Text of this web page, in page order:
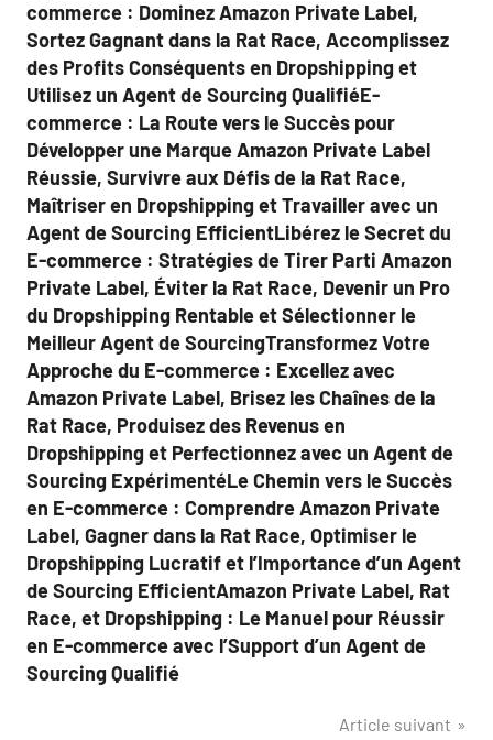
commerce : Dominez Amazon Private Label,
Sortez Gagnant dans la Rat Race, Accomplissez
des Profits Conséquents en Dropshipping et
Utilisez un Agent de Sourcing QualifiéE-
commerce : La Route vers le Succès pour
Développer une Marque Amazon Private Label
Réussie, Survivre aux Défis de la Rat Race,
Maîtriser en Dropshipping et Travailler avec un
Agent de Sourcing EfficientLibérez le Secret du
E-commerce : Stratégies de Tirer Parti Amazon
Private Label, Éviter la Rat Race, Devenir un Pro
du Dropshipping Rentable et Sélectionner le
Meilleur Agent de SourcingTransformez Votre
Approche du E-commerce : Excellez avec
Amazon Private Label, Brisez les Chaînes de la
Rat Race, Produisez des Revenus en
Dropshipping et Perfectionnez avec un Agent de
Sourcing ExpérimentéLe Chemin vers le Succès
en E-commerce : Comprendre Amazon Private
Label, Gagner dans la Rat Race, Optimiser le
Dropshipping Lucratif et l’Importance d’un Agent
de Sourcing EfficientAmazon Private Label, Rat
Race, et Dropshipping : Le Manuel pour Réussir
en E-commerce avec l’Support d’un Agent de
Sourcing Qualifié
Article suivant